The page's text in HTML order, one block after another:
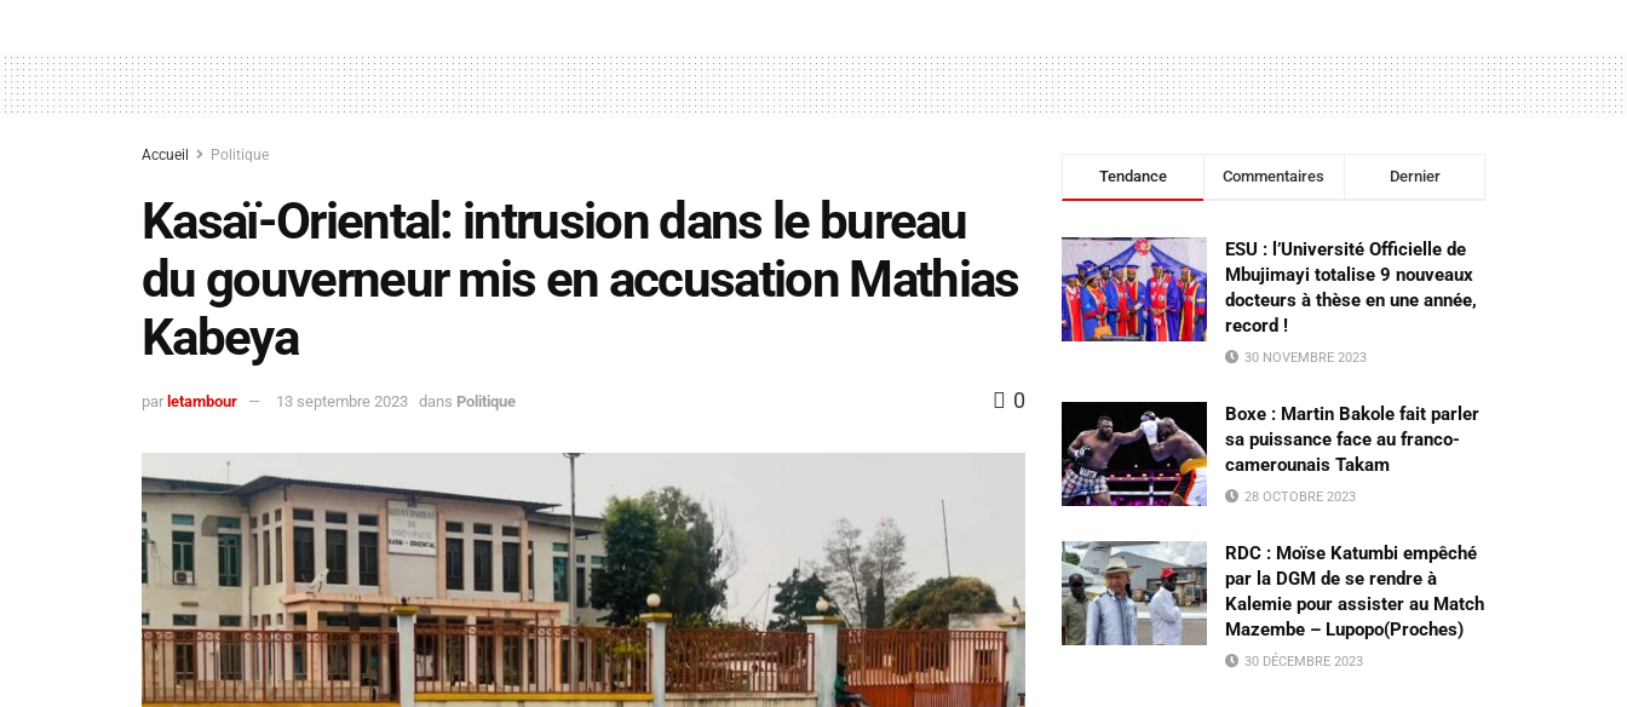
Accueil Politique
Kasaï-Oriental: intrusion dans le bureau
du gouverneur mis en accusation Mathias
Kabeya
par letambour 13 septembre 2023 dans Politique 0
Tendance Commentaires Dernier
ESU : l’Université Officielle de
Mbujimayi totalise 9 nouveaux
docteurs à thèse en une année,
record !
30 NOVEMBRE 2023
Boxe : Martin Bakole fait parler
sa puissance face au franco-
camerounais Takam
28 OCTOBRE 2023
RDC : Moïse Katumbi empêché
par la DGM de se rendre à
Kalemie pour assister au Match
Mazembe – Lupopo(Proches)
30 DÉCEMBRE 2023